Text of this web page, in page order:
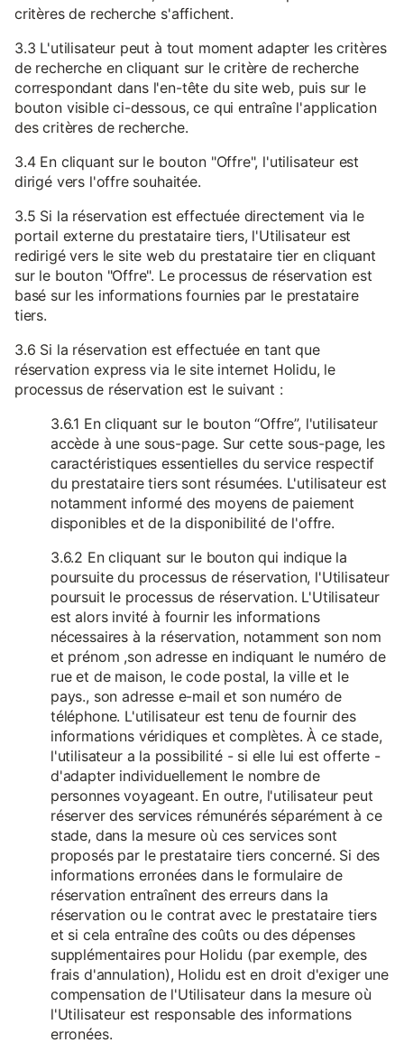
critères de recherche s'affichent.
3.3 L'utilisateur peut à tout moment adapter les critères
de recherche en cliquant sur le critère de recherche
correspondant dans l'en-tête du site web, puis sur le
bouton visible ci-dessous, ce qui entraîne l'application
des critères de recherche.
3.4 En cliquant sur le bouton "Offre", l'utilisateur est
dirigé vers l'offre souhaitée.
3.5 Si la réservation est effectuée directement via le
portail externe du prestataire tiers, l'Utilisateur est
redirigé vers le site web du prestataire tier en cliquant
sur le bouton "Offre". Le processus de réservation est
basé sur les informations fournies par le prestataire
tiers.
3.6 Si la réservation est effectuée en tant que
réservation express via le site internet Holidu, le
processus de réservation est le suivant :
3.6.1 En cliquant sur le bouton “Offre”, l'utilisateur
accède à une sous-page. Sur cette sous-page, les
caractéristiques essentielles du service respectif
du prestataire tiers sont résumées. L'utilisateur est
notamment informé des moyens de paiement
disponibles et de la disponibilité de l'offre.
3.6.2 En cliquant sur le bouton qui indique la
poursuite du processus de réservation, l'Utilisateur
poursuit le processus de réservation. L'Utilisateur
est alors invité à fournir les informations
nécessaires à la réservation, notamment son nom
et prénom ,son adresse en indiquant le numéro de
rue et de maison, le code postal, la ville et le
pays., son adresse e-mail et son numéro de
téléphone. L'utilisateur est tenu de fournir des
informations véridiques et complètes. À ce stade,
l'utilisateur a la possibilité - si elle lui est offerte -
d'adapter individuellement le nombre de
personnes voyageant. En outre, l'utilisateur peut
réserver des services rémunérés séparément à ce
stade, dans la mesure où ces services sont
proposés par le prestataire tiers concerné. Si des
informations erronées dans le formulaire de
réservation entraînent des erreurs dans la
réservation ou le contrat avec le prestataire tiers
et si cela entraîne des coûts ou des dépenses
supplémentaires pour Holidu (par exemple, des
frais d'annulation), Holidu est en droit d'exiger une
compensation de l'Utilisateur dans la mesure où
l'Utilisateur est responsable des informations
erronées.